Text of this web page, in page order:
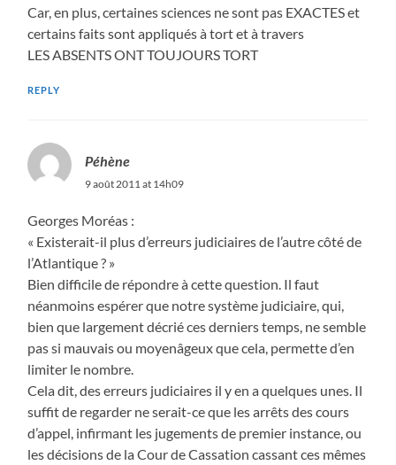
Car, en plus, certaines sciences ne sont pas EXACTES et
certains faits sont appliqués à tort et à travers
LES ABSENTS ONT TOUJOURS TORT
REPLY
Péhène
9 août 2011 at 14h09
Georges Moréas :
« Existerait-il plus d’erreurs judiciaires de l’autre côté de
l’Atlantique ? »
Bien difficile de répondre à cette question. Il faut
néanmoins espérer que notre système judiciaire, qui,
bien que largement décrié ces derniers temps, ne semble
pas si mauvais ou moyenâgeux que cela, permette d’en
limiter le nombre.
Cela dit, des erreurs judiciaires il y en a quelques unes. Il
suffit de regarder ne serait-ce que les arrêts des cours
d’appel, infirmant les jugements de premier instance, ou
les décisions de la Cour de Cassation cassant ces mêmes